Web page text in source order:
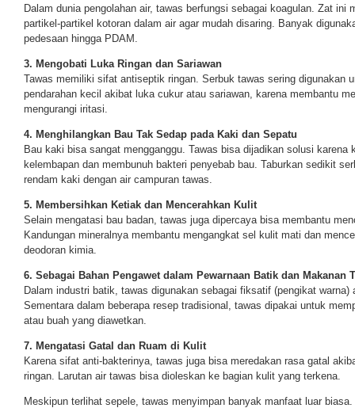
Dalam dunia pengolahan air, tawas berfungsi sebagai koagulan. Zat ini
partikel-partikel kotoran dalam air agar mudah disaring. Banyak
pedesaan hingga PDAM.
3. Mengobati Luka Ringan dan Sariawan
Tawas memiliki sifat antiseptik ringan. Serbuk tawas sering digunakan
pendarahan kecil akibat luka cukur atau sariawan, karena membantu
mengurangi iritasi.
4. Menghilangkan Bau Tak Sedap pada Kaki dan Sepatu
Bau kaki bisa sangat mengganggu. Tawas bisa dijadikan solusi karena
kelembapan dan membunuh bakteri penyebab bau. Taburkan sedikit
rendam kaki dengan air campuran tawas.
5. Membersihkan Ketiak dan Mencerahkan Kulit
Selain mengatasi bau badan, tawas juga dipercaya bisa membantu
Kandungan mineralnya membantu mengangkat sel kulit mati dan
deodoran kimia.
6. Sebagai Bahan Pengawet dalam Pewarnaan Batik dan Makanan
Dalam industri batik, tawas digunakan sebagai fiksatif (pengikat warna)
Sementara dalam beberapa resep tradisional, tawas dipakai untuk
atau buah yang diawetkan.
7. Mengatasi Gatal dan Ruam di Kulit
Karena sifat anti-bakterinya, tawas juga bisa meredakan rasa gatal
ringan. Larutan air tawas bisa dioleskan ke bagian kulit yang terkena.
Meskipun terlihat sepele, tawas menyimpan banyak manfaat luar